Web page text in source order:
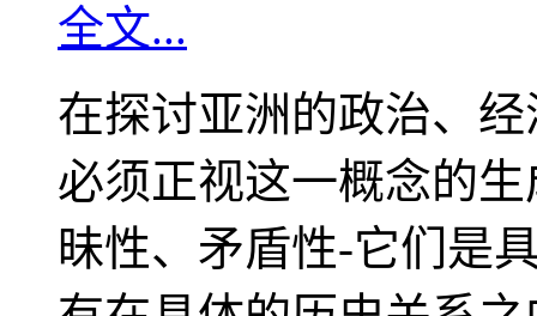
全文...
在探讨亚洲的政治、
必须正视这一概念的
昧性、矛盾性-它们是